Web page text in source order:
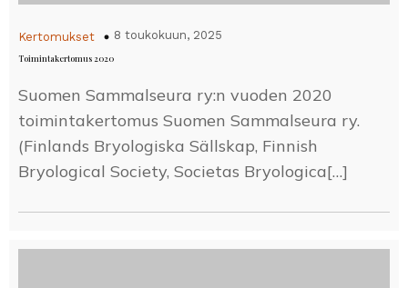
Kertomukset 8 toukokuun, 2025
Toimintakertomus 2020
Suomen Sammalseura ry:n vuoden 2020
toimintakertomus Suomen Sammalseura ry.
(Finlands Bryologiska Sällskap, Finnish
Bryological Society, Societas Bryologica[…]